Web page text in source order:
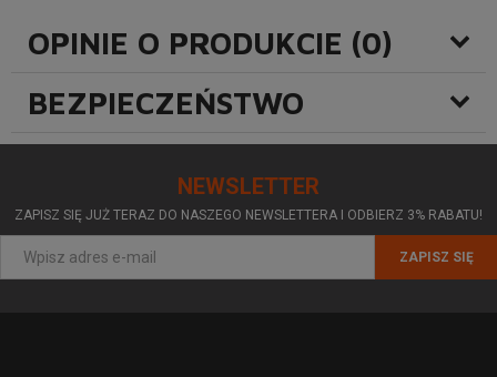
OPINIE O PRODUKCIE (0)
BEZPIECZEŃSTWO
NEWSLETTER
ZAPISZ SIĘ JUŻ TERAZ DO NASZEGO NEWSLETTERA I ODBIERZ 3% RABATU!
ZAPISZ SIĘ